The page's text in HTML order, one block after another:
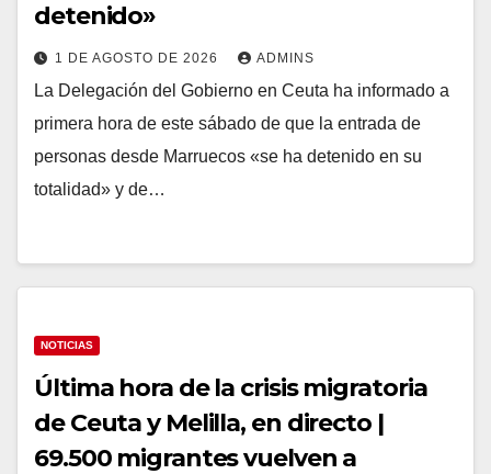
detenido»
1 DE AGOSTO DE 2026 ADMINS
La Delegación del Gobierno en Ceuta ha informado a
primera hora de este sábado de que la entrada de
personas desde Marruecos «se ha detenido en su
totalidad» y de…
NOTICIAS
Última hora de la crisis migratoria
de Ceuta y Melilla, en directo |
69.500 migrantes vuelven a